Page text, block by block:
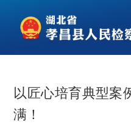
以匠心培育典型案
满！